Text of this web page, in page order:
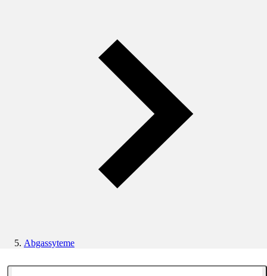
Abgassyteme